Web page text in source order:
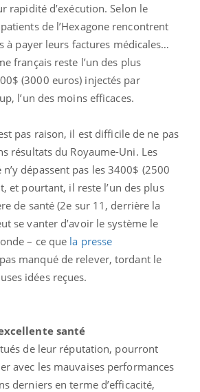
rapidité d’exécution. Selon le
de l’Hexagone rencontrent
à payer leurs factures médicales…
français reste l’un des plus
(3000 euros) injectés par
l’un des moins efficaces.
pas raison, il est difficile de ne pas
résultats du Royaume-Uni. Les
dépassent pas les 3400$ (2500
et pourtant, il reste l’un des plus
de santé (2e sur 11, derrière la
se vanter d’avoir le système le
– ce que la presse
pas manqué de relever, tordant le
idées reçues.
santé
de leur réputation, pourront
avec les mauvaises performances
derniers en terme d’efficacité,